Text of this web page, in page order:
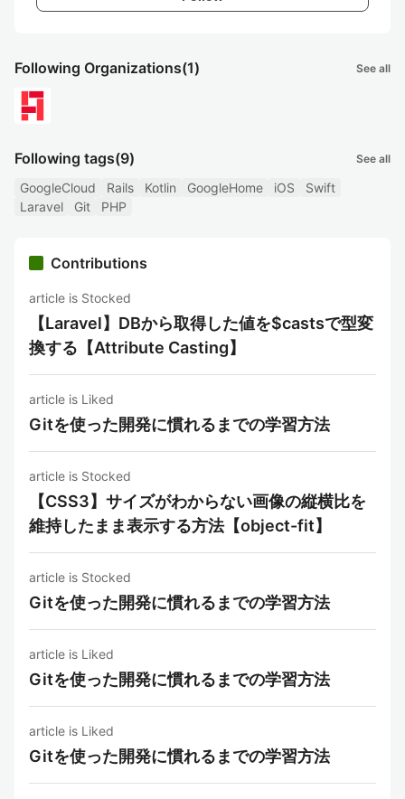
Following Organizations(1) See all
Following tags(9) See all
GoogleCloud Rails Kotlin GoogleHome iOS
Swift
Laravel
Git PHP
Contributions
article is Stocked
【Laravel】DBから取得した値を$castsで型変
換する【Attribute Casting】
article is Liked
Gitを使った開発に慣れるまでの学習方法
article is Stocked
【CSS3】サイズがわからない画像の縦横比を
維持したまま表示する方法【object-fit】
article is Stocked
Gitを使った開発に慣れるまでの学習方法
article is Liked
Gitを使った開発に慣れるまでの学習方法
article is Liked
Gitを使った開発に慣れるまでの学習方法